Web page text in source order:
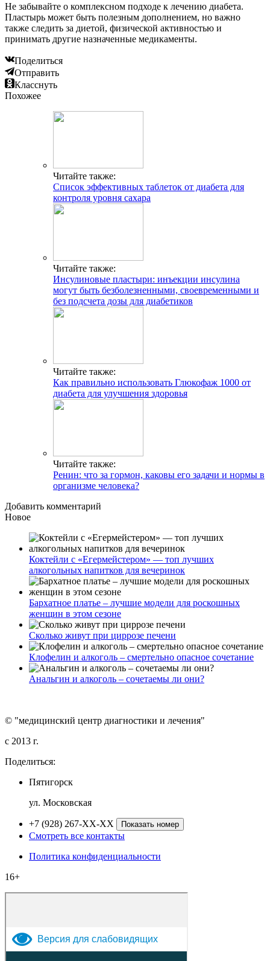
Не забывайте о комплексном подходе к лечению диабета.
Пластырь может быть полезным дополнением, но важно
также следить за диетой, физической активностью и
принимать другие назначенные медикаменты.
Поделиться
Отправить
Класснуть
Похожее
Читайте также:
Список эффективных таблеток от диабета для
контроля уровня сахара
Читайте также:
Инсулиновые пластыри: инъекции инсулина
могут быть безболезненными, своевременными и
без подсчета дозы для диабетиков
Читайте также:
Как правильно использовать Глюкофаж 1000 от
диабета для улучшения здоровья
Читайте также:
Ренин: что за гормон, каковы его задачи и нормы в
организме человека?
Добавить комментарий
Новое
Коктейли с «Егермейстером» — топ лучших
алкогольных напитков для вечеринок
Бархатное платье – лучшие модели для роскошных
женщин в этом сезоне
Сколько живут при циррозе печени
Клофелин и алкоголь – смертельно опасное сочетание
Анальгин и алкоголь – сочетаемы ли они?
© "медицинский центр диагностики и лечения"
c 2013 г.
Поделиться:
Пятигорск
ул. Московская
+7 (928) 267-XX-XX Показать номер
Смотреть все контакты
Политика конфиденциальности
16+